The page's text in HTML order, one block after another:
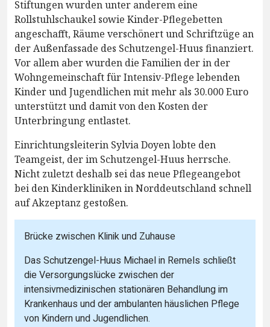
Stiftungen wurden unter anderem eine
Rollstuhlschaukel sowie Kinder-Pflegebetten
angeschafft, Räume verschönert und Schriftzüge an
der Außenfassade des Schutzengel-Huus finanziert.
Vor allem aber wurden die Familien der in der
Wohngemeinschaft für Intensiv-Pflege lebenden
Kinder und Jugendlichen mit mehr als 30.000 Euro
unterstützt und damit von den Kosten der
Unterbringung entlastet.
Einrichtungsleiterin Sylvia Doyen lobte den
Teamgeist, der im Schutzengel-Huus herrsche.
Nicht zuletzt deshalb sei das neue Pflegeangebot
bei den Kinderkliniken in Norddeutschland schnell
auf Akzeptanz gestoßen.
Brücke zwischen Klinik und Zuhause
Das Schutzengel-Huus Michael in Remels schließt
die Versorgungslücke zwischen der
intensivmedizinischen stationären Behandlung im
Krankenhaus und der ambulanten häuslichen Pflege
von Kindern und Jugendlichen.